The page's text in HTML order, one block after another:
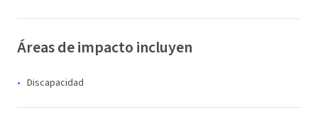
Áreas de impacto incluyen
Discapacidad